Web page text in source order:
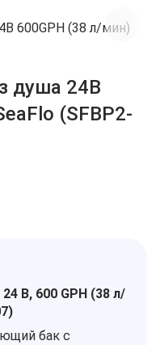
душа 24В
(SFBP2-
В, 600 GPH (38 л/
бак с